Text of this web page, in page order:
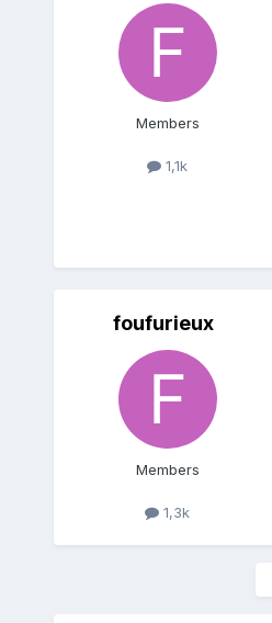
Members
1,1k
foufurieux
Members
1,3k